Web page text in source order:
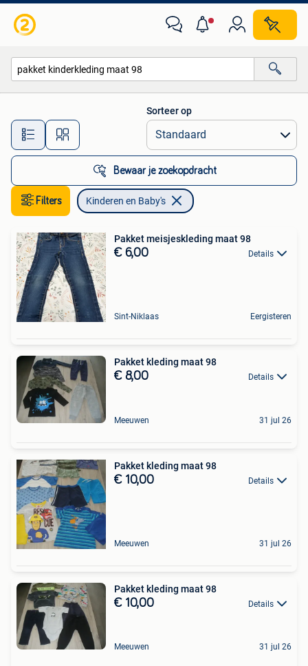
Alle afstanden…
Sorteer op
Bewaar je zoekopdracht
Filters Kinderen en Baby's
Pakket meisjeskleding maat 98
€ 6,00 Details
Sint-Niklaas Eergisteren
Pakket kleding maat 98
€ 8,00 Details
Meeuwen 31 jul 26
Pakket kleding maat 98
€ 10,00 Details
Meeuwen 31 jul 26
Pakket kleding maat 98
€ 10,00 Details
Meeuwen 31 jul 26